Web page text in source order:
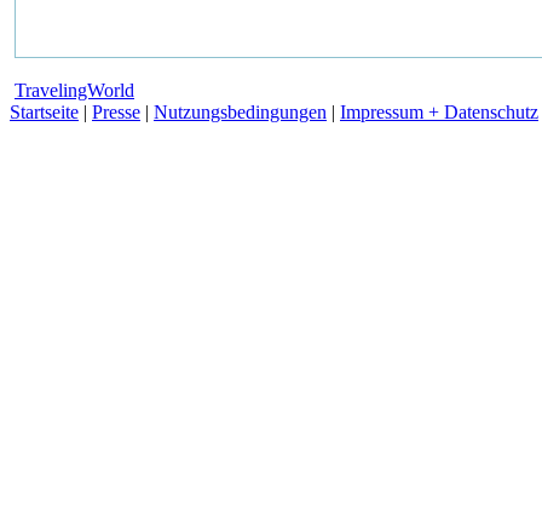
TravelingWorld
Startseite | Presse | Nutzungsbedingungen | Impressum + Datenschutz